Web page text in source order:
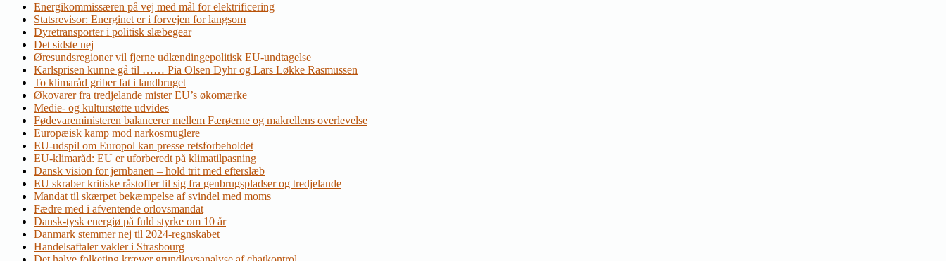
Energikommissæren på vej med mål for elektrificering
Statsrevisor: Energinet er i forvejen for langsom
Dyretransporter i politisk slæbegear
Det sidste nej
Øresundsregioner vil fjerne udlændingepolitisk EU-undtagelse
Karlsprisen kunne gå til …… Pia Olsen Dyhr og Lars Løkke Rasmussen
To klimaråd griber fat i landbruget
Økovarer fra tredjelande mister EU’s økomærke
Medie- og kulturstøtte udvides
Fødevareministeren balancerer mellem Færøerne og makrellens overlevelse
Europæisk kamp mod narkosmuglere
EU-udspil om Europol kan presse retsforbeholdet
EU-klimaråd: EU er uforberedt på klimatilpasning
Dansk vision for jernbanen – hold trit med efterslæb
EU skraber kritiske råstoffer til sig fra genbrugspladser og tredjelande
Mandat til skærpet bekæmpelse af svindel med moms
Fædre med i afventende orlovsmandat
Dansk-tysk energiø på fuld styrke om 10 år
Danmark stemmer nej til 2024-regnskabet
Handelsaftaler vakler i Strasbourg